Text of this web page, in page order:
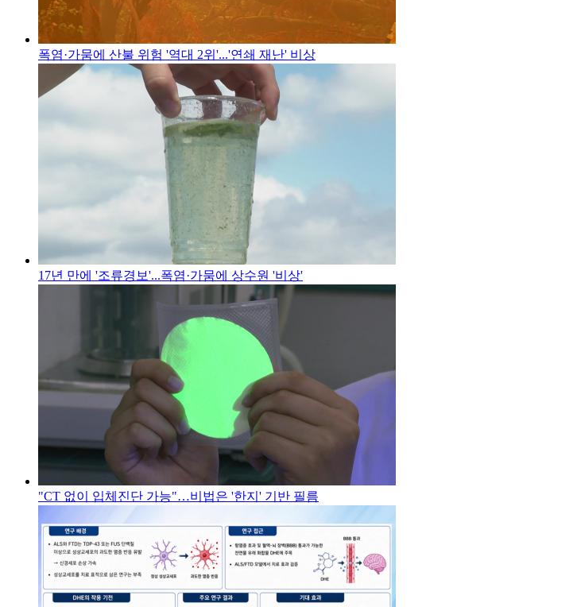
폭염·가뭄에 산불 위험 '역대 2위'...'연쇄 재난' 비상
17년 만에 '조류경보'...폭염·가뭄에 상수원 '비상'
"CT 없이 입체진단 가능"…비법은 '한지' 기반 필름